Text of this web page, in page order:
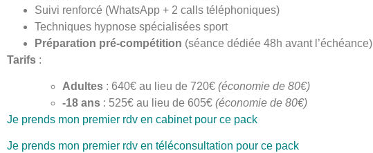
Suivi renforcé (WhatsApp + 2 calls téléphoniques)
Techniques hypnose spécialisées sport
Préparation pré-compétition (séance dédiée 48h avant l’échéance)
Tarifs :
Adultes : 640€ au lieu de 720€ (économie de 80€)
-18 ans : 525€ au lieu de 605€ (économie de 80€)
Je prends mon premier rdv en cabinet pour ce pack
Je prends mon premier rdv en téléconsultation pour ce pack